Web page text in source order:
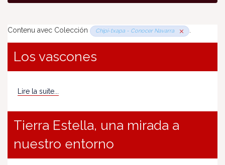
Contenu avec Colección Chipi-txapa - Conocer Navarra .
Los vascones
Lire la suite...
Tierra Estella, una mirada a
nuestro entorno